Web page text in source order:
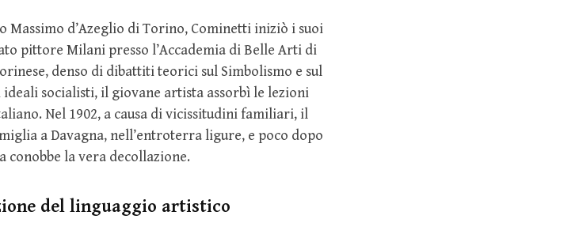
Massimo d’Azeglio di Torino, Cominetti iniziò i suoi
pittore Milani presso l’Accademia di Belle Arti di
denso di dibattiti teorici sul Simbolismo e sul
socialisti, il giovane artista assorbì le lezioni
Nel 1902, a causa di vicissitudini familiari, il
a Davagna, nell’entroterra ligure, e poco dopo
conobbe la vera decollazione.
del linguaggio artistico